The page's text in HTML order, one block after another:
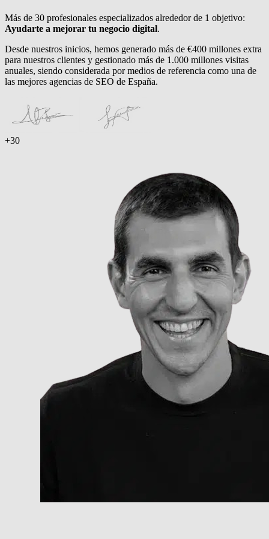
Más de 30 profesionales especializados alrededor de 1 objetivo:
Ayudarte a mejorar tu negocio digital.
Desde nuestros inicios, hemos generado más de €400 millones extra
para nuestros clientes y gestionado más de 1.000 millones visitas
anuales, siendo considerada por medios de referencia como una de
las mejores agencias de SEO de España.
+30